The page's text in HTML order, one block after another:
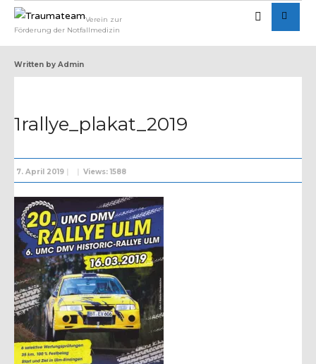
Verein zur
Förderung der Notfallmedizin
Written by Admin
1rallye_plakat_2019
7. April 2019 | | Views: 1588